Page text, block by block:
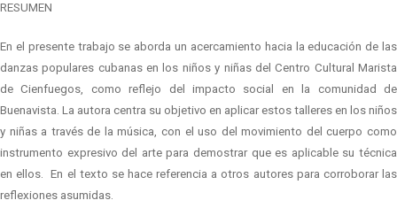
RESUMEN
En el presente trabajo se aborda un acercamiento hacia la educación de las
danzas populares cubanas en los niños y niñas del Centro Cultural Marista
de Cienfuegos, como reflejo del impacto social en la comunidad de
Buenavista. La autora centra su objetivo en aplicar estos talleres en los niños
y niñas a través de la música, con el uso del movimiento del cuerpo como
instrumento expresivo del arte para demostrar que es aplicable su técnica
en ellos.
En el texto se hace referencia a otros autores para corroborar las
reflexiones asumidas.